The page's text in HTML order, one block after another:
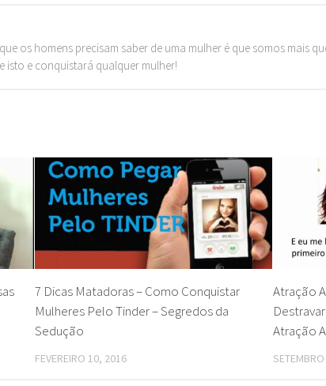
os homens precisam saber de uma mulher é que somos mais
isto e conquistará qualquer mulher!
7 Dicas Matadoras – Como Conquistar
Mulheres Pelo Tinder – Segredos da
Sedução
FEVEREIRO 10, 2016
Atração
Atração